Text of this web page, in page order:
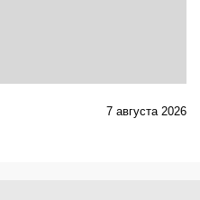
7 августа 2026